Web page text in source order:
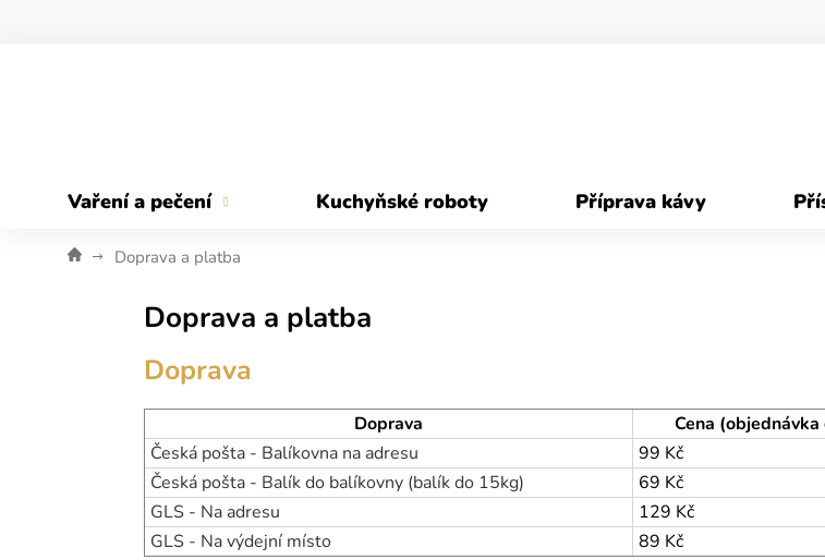
Vaření a pečení Kuchyňské roboty Příprava kávy
Doprava a platba
Doprava a platba
Doprava
Doprava Cena
Česká pošta - Balíkovna na adresu
99 Kč
Česká pošta - Balík do balíkovny (balík do 15kg)
69 Kč
GLS - Na adresu
129 Kč
GLS - Na výdejní místo
89 Kč